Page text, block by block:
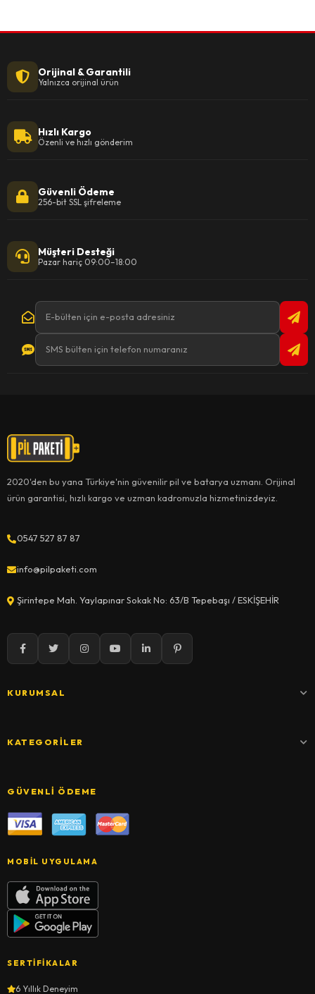
Orijinal & Garantili
Yalnızca orijinal ürün
Hızlı Kargo
Özenli ve hızlı gönderim
Güvenli Ödeme
256-bit SSL şifreleme
Müşteri Desteği
Pazar hariç 09:00–18:00
2020'den bu yana Türkiye'nin güvenilir pil ve batarya uzmanı. Orijinal
ürün garantisi, hızlı kargo ve uzman kadromuzla hizmetinizdeyiz.
0547 527 87 87
info@pilpaketi.com
Şirintepe Mah. Yaylapınar Sokak No: 63/B Tepebaşı / ESKİŞEHİR
KURUMSAL
KATEGORILER
GÜVENLI ÖDEME
MOBIL UYGULAMA
SERTIFIKALAR
6 Yıllık Deneyim